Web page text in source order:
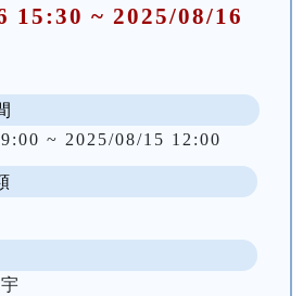
15:30 ~ 2025/08/16
~ 2025/08/15 12:00